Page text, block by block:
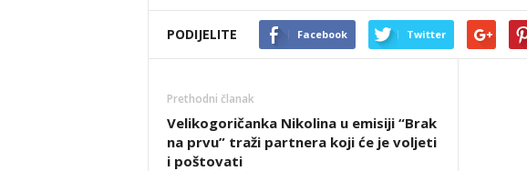
PODIJELITE Facebook Twitter
Prethodni članak
Velikogoričanka Nikolina u emisiji “Brak
na prvu” traži partnera koji će je voljeti
i poštovati